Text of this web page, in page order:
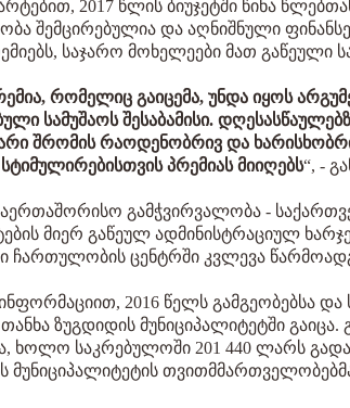
2017 წლის ბიუჯეტში წინა
შემცირებულია და აღნიშნული
საჯარო მოხელეები მათ გაწეული
რომელიც გაიცემა, უნდა იყოს
სამუშაოს შესაბამისი.
შრომის რაოდენობრივ და
პრემიას მიიღებს“, -
გამჭვირვალობა -
მიერ გაწეულ ადმინისტრაციულ
ჩართულობის ცენტრში კვლევა
2016 წელს გამგეობებსა
ზუგდიდის მუნიციპალიტეტში გაიცა.
ხოლო საკრებულოში 201 440 ლარს
მუნიციპალიტეტის